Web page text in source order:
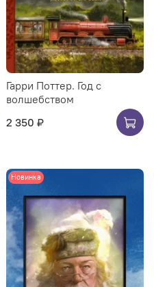
Гарри Поттер. Год с
волшебством
2 350 ₽
Новинка